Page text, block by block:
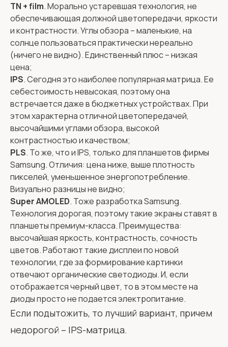
TN + film. Морально устаревшая технология, не
обеспечивающая должной цветопередачи, яркости
и контрастности. Углы обзора – маленькие, на
солнце пользоваться практически нереально
(ничего не видно). Единственный плюс – низкая
цена;
IPS. Сегодня это наиболее популярная матрица. Ее
себестоимость невысокая, поэтому она
встречается даже в бюджетных устройствах. При
этом характерна отличной цветопередачей,
высочайшими углами обзора, высокой
контрастностью и качеством;
PLS. То же, что и IPS, только для планшетов фирмы
Samsung. Отличия: цена ниже, выше плотность
пикселей, уменьшенное энергопотребление.
Визуально разницы не видно;
Super AMOLED. Тоже разработка Samsung.
Технология дорогая, поэтому такие экраны ставят в
планшеты премиум-класса. Преимущества:
высочайшая яркость, контрастность, сочность
цветов. Работают такие дисплеи по новой
технологии, где за формирование картинки
отвечают органические светодиоды. И, если
отображается черный цвет, то в этом месте на
диоды просто не подается электропитание.
Если подытожить, то лучший вариант, причем
недорогой – IPS-матрица.